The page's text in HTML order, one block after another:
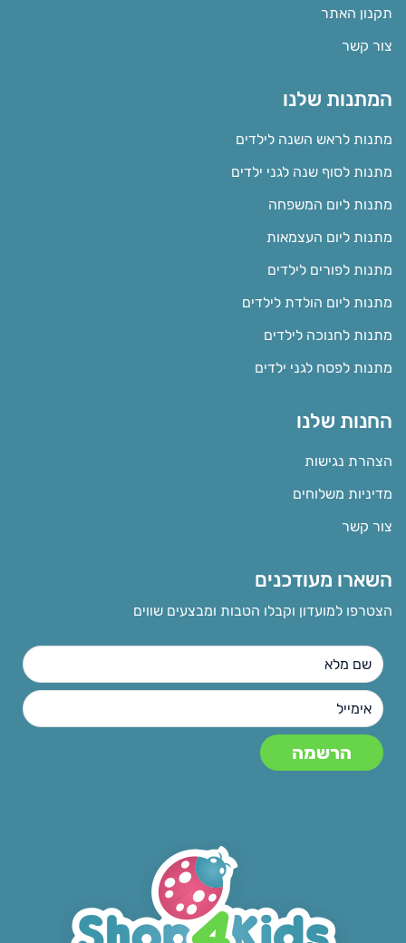
תקנון האתר
צור קשר
המתנות שלנו
מתנות לראש השנה לילדים
מתנות לסוף שנה לגני ילדים
מתנות ליום המשפחה
מתנות ליום העצמאות
מתנות לפורים לילדים
מתנות ליום הולדת לילדים
מתנות לחנוכה לילדים
מתנות לפסח לגני ילדים
החנות שלנו
הצהרת נגישות
מדיניות משלוחים
צור קשר
השארו מעודכנים
הצטרפו למועדון וקבלו הטבות ומבצעים שווים